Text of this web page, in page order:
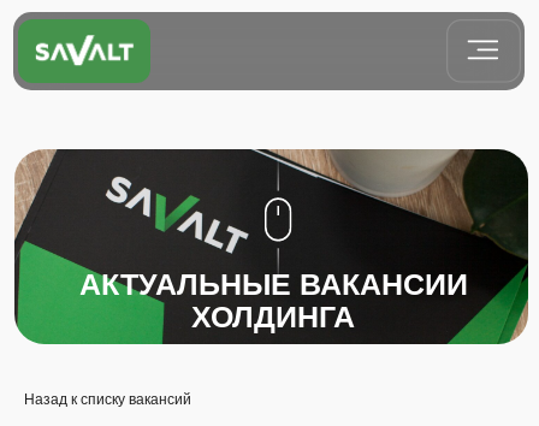
АКТУАЛЬНЫЕ ВАКАНСИИ
ХОЛДИНГА
Назад к списку вакансий